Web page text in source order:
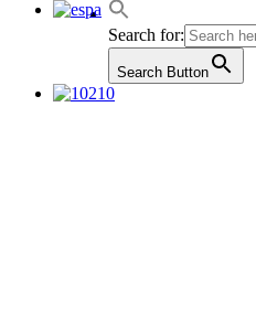
Search for:
Search Button